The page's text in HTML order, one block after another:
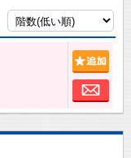
お